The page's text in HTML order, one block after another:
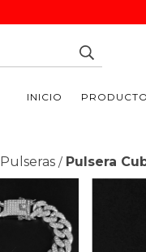
INICIO
Pulseras / Pulsera